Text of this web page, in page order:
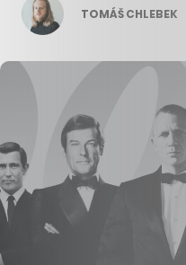
TOMÁŠ CHLEBEK